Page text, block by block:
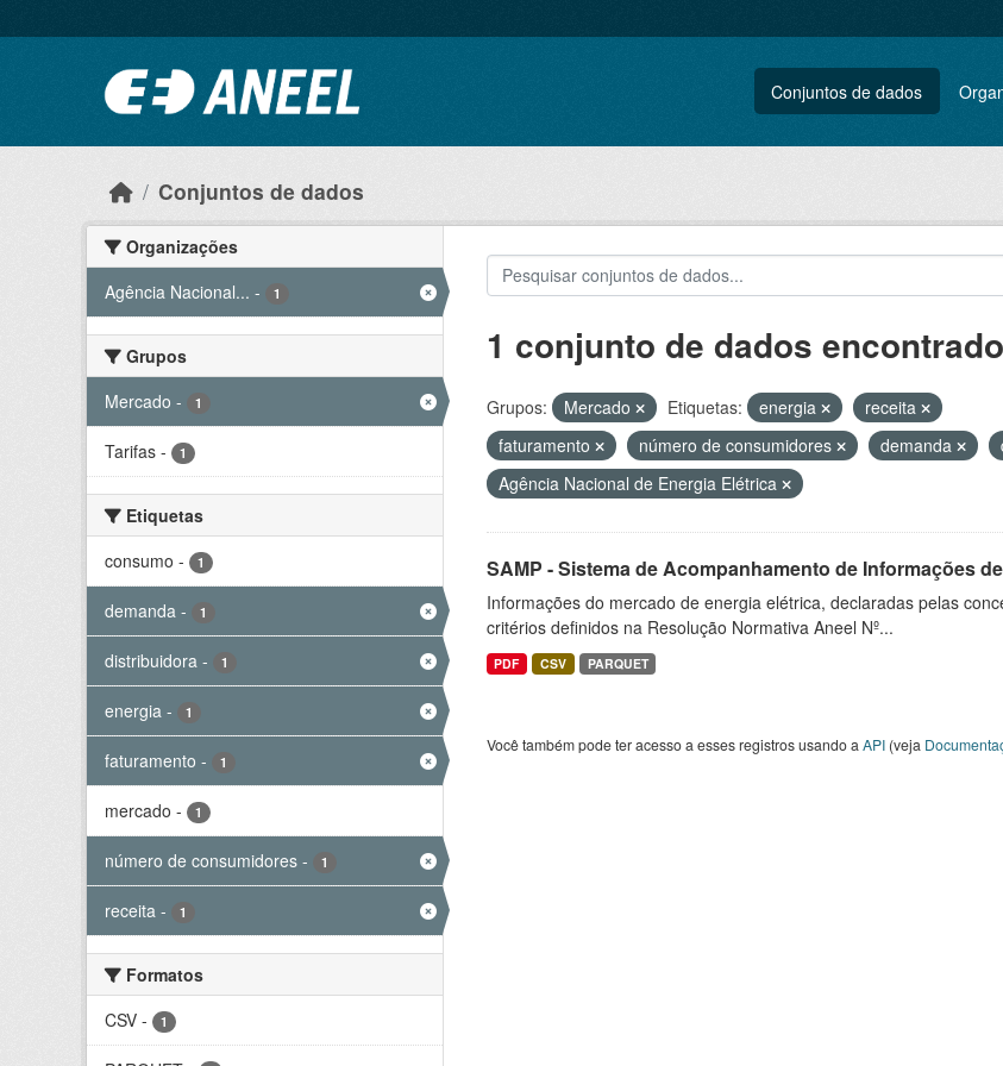
Conjuntos de dados
Conjuntos de dados
Organizações
Agência Nacional... - 1
Grupos
Mercado - 1
Tarifas - 1
Etiquetas
consumo - 1
demanda - 1
distribuidora - 1
energia - 1
faturamento - 1
mercado - 1
número de consumidores - 1
receita - 1
Formatos
CSV - 1
1 conjunto de dados encontrado
Grupos: Mercado Etiquetas: energia
receita
faturamento
número de consumidores demanda
Agência Nacional de Energia Elétrica
SAMP - Sistema de Acompanhamento de Informações
Informações do mercado de energia elétrica, declaradas pelas
critérios definidos na Resolução Normativa Aneel Nº...
PDF CSV PARQUET
Você também pode ter acesso a esses registros usando a API(veja